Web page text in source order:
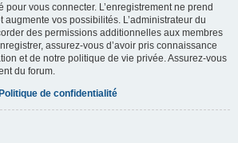
pour vous connecter. L’enregistrement ne prend
vos possibilités. L’administrateur du
des permissions additionnelles aux membres
assurez-vous d’avoir pris connaissance
et de notre politique de vie privée. Assurez-vous
du forum.
de confidentialité